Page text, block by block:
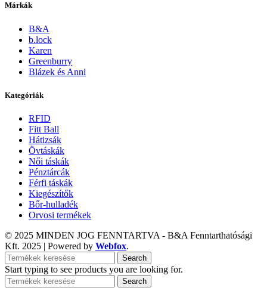
Márkák
B&A
b.lock
Karen
Greenburry
Blázek és Anni
Kategóriák
RFID
Fitt Ball
Hátizsák
Övtáskák
Női táskák
Pénztárcák
Férfi táskák
Kiegészítők
Bőr-hulladék
Orvosi termékek
© 2025 MINDEN JOG FENNTARTVA - B&A Fenntarthatósági
Kft. 2025 | Powered by Webfox.
Search
Start typing to see products you are looking for.
Search